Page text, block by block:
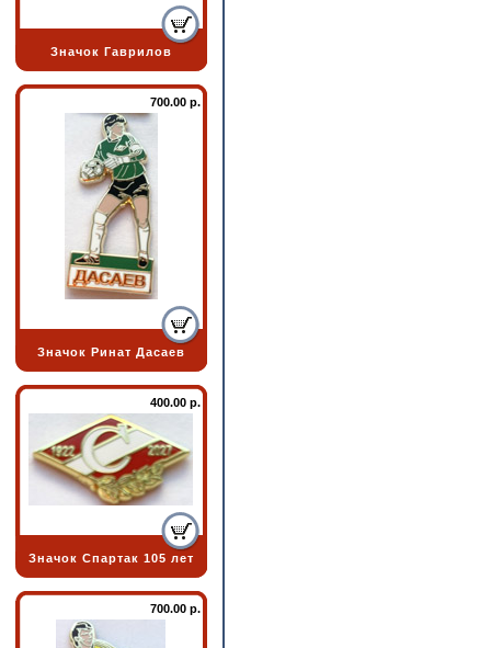
Значок Гаврилов
700.00 р.
Значок Ринат Дасаев
400.00 р.
Значок Спартак 105 лет
700.00 р.